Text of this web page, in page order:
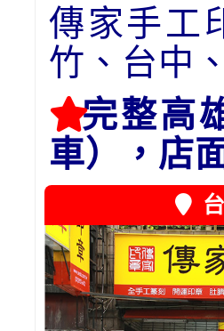
傳家手工
竹、台中
完整高
車），店